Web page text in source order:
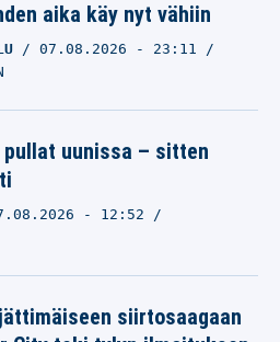
miljardin dollarin
jättisopimus
aika käy nyt vähiin
07.08.2026 - 23:11
uunissa – sitten
- 12:52
siirtosaagaan